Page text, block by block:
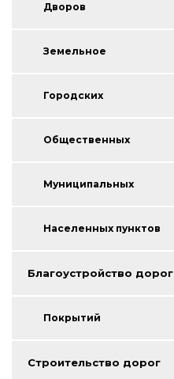
Дворов
Земельное
Городских
Общественных
Муниципальных
Населенных пунктов
Благоустройство дорог
Покрытий
Строительство дорог